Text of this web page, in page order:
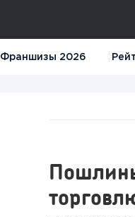
Франшизы 2026